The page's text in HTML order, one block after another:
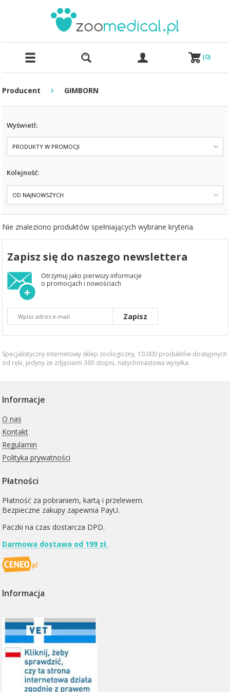
(0)
Producent › GIMBORN
Wyświetl:
PRODUKTY W PROMOCJI
Kolejność:
OD NAJNOWSZYCH
Nie znaleziono produktów spełniających wybrane kryteria.
Zapisz się do naszego newslettera
Otrzymuj jako pierwszy informacje
o promocjach i nowościach
Zapisz
Specjalistyczny internetowy sklep zoologiczny, 10.000 produktów dostępnych
od ręki, jedyny ze zdjęciami 360 stopni, natychmiastowa wysyłka.
Informacje
O nas
Kontakt
Regulamin
Polityka prywatności
Płatności
Płatność za pobraniem, kartą i przelewem.
Bezpieczne zakupy zapewnia PayU.
Paczki na czas dostarcza DPD.
Darmowa dostawa od 199 zł.
Informacja